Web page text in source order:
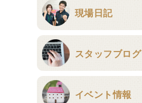
現場日記
スタッフブログ
イベント情報